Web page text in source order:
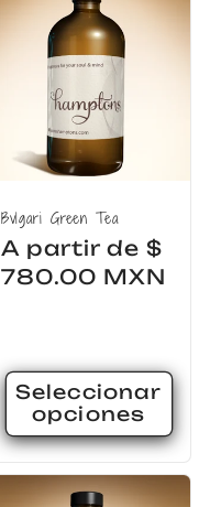
Bvlgari Green Tea
Precio
habitual
A partir de $
780.00 MXN
Seleccionar
opciones